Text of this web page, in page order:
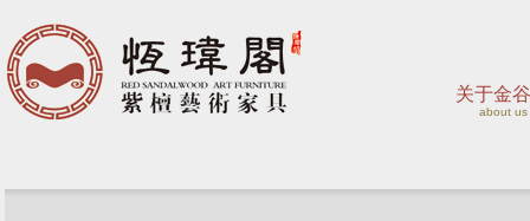
关于金
about us